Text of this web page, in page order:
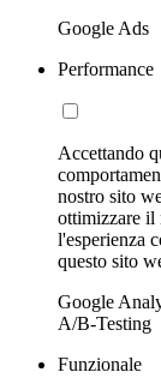
Google Ads
Performance
Accettando
nostro sito
ottimizzare il
l'esperienza
questo sito
Google
A/B-Testing
Funzionale